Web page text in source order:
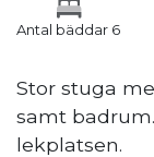
Antal bäddar 6
Stor stuga
samt
lekplatsen.